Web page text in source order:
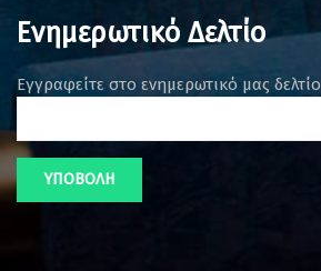
Ενημερωτικό Δελτίο
Εγγραφείτε στο ενημερωτικό μας δελτίο